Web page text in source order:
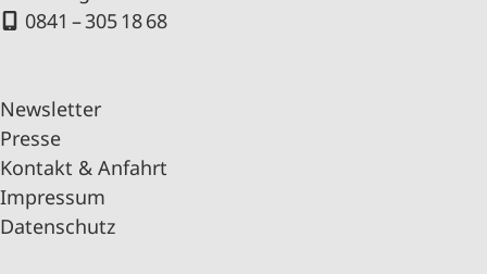
0841 – 305 18 68
Newsletter
Presse
Kontakt & Anfahrt
Impressum
Datenschutz